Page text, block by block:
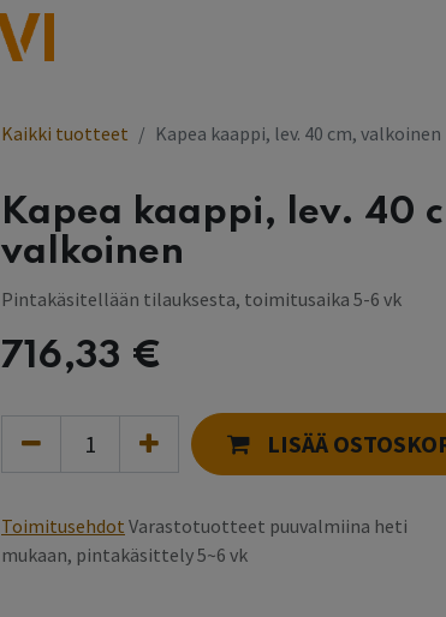
Kaikki tuotteet Kapea kaappi, lev. 40 cm, valkoinen
Kapea kaappi, lev. 40
valkoinen
Pintakäsitellään tilauksesta, toimitusaika 5-6 vk
716,33 €
LISÄÄ
Toimitusehdot Varastotuotteet puuvalmiina heti
mukaan, pintakäsittely 5~6 vk